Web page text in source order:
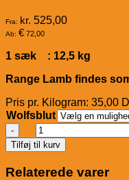
Fra: kr. 525,00
Ab: € 72,00
1 sæk : 12,5 kg
Range Lamb findes
Pris pr. Kilogram: 35,00
Wolfsblut
Wolfsblut
Range
Lamb
antal
Tilføj til kurv
Relaterede varer